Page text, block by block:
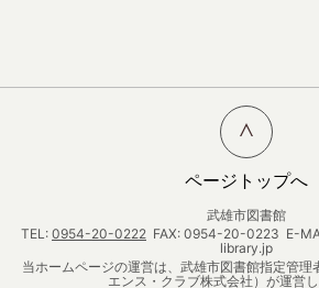
ページトップへ
武雄市図書館
TEL: 0954-20-0222 FAX: 0954-20-0223 E-
library.jp
当ホームページの運営は、武雄市図書館指定管理
エンス・クラブ株式会社）が運営し